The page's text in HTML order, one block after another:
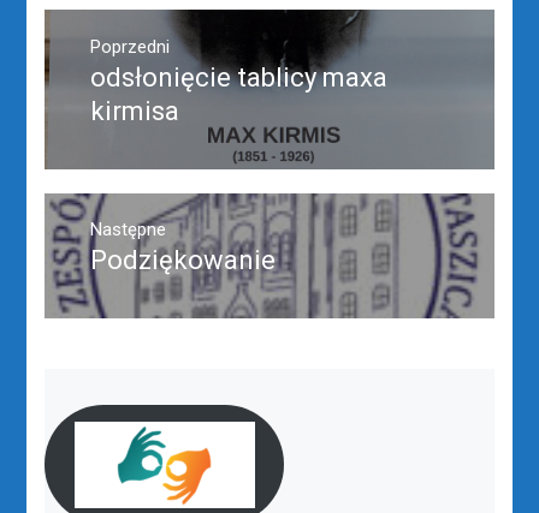
Nawigacja
wpisuPoprzedni
Poprzedni
wpis:
odsłonięcie tablicy maxa
kirmisa
Następne
Następny
post:
Podziękowanie